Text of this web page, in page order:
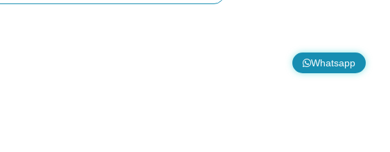
Whatsapp